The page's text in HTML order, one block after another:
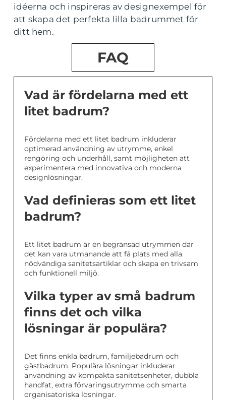
idéerna och inspireras av designexempel för
att skapa det perfekta lilla badrummet för
ditt hem.
FAQ
Vad är fördelarna med ett
litet badrum?
Fördelarna med ett litet badrum inkluderar
optimerad användning av utrymme, enkel
rengöring och underhåll, samt möjligheten att
experimentera med innovativa och moderna
designlösningar.
Vad definieras som ett litet
badrum?
Ett litet badrum är en begränsad utrymmen där
det kan vara utmanande att få plats med alla
nödvändiga sanitetsartiklar och skapa en trivsam
och funktionell miljö.
Vilka typer av små badrum
finns det och vilka
lösningar är populära?
Det finns enkla badrum, familjebadrum och
gästbadrum. Populära lösningar inkluderar
användning av kompakta sanitetsenheter, dubbla
handfat, extra förvaringsutrymme och smarta
organisatoriska lösningar.